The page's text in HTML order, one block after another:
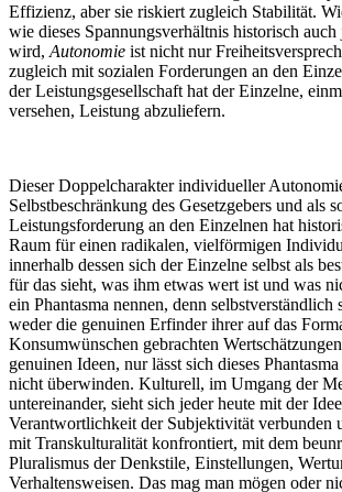
Effizienz, aber sie riskiert zugleich Stabilität.
wie dieses Spannungsverhältnis historisch
wird, Autonomie ist nicht nur
zugleich mit sozialen Forderungen an den
der Leistungsgesellschaft hat der Einzelne,
versehen, Leistung abzuliefern.
Dieser Doppelcharakter individueller
Selbstbeschränkung des Gesetzgebers und als
Leistungsforderung an den Einzelnen hat
Raum für einen radikalen, vielförmigen
innerhalb dessen sich der Einzelne selbst als
für das sieht, was ihm etwas wert ist und was
ein Phantasma nennen, denn
weder die genuinen Erfinder ihrer auf das
Konsumwünschen gebrachten
genuinen Ideen, nur lässt sich dieses
nicht überwinden. Kulturell, im Umgang der
untereinander, sieht sich jeder heute mit der
Verantwortlichkeit der Subjektivität verbunden
mit Transkulturalität konfrontiert, mit dem
Pluralismus der Denkstile, Einstellungen,
Verhaltensweisen. Das mag man mögen oder